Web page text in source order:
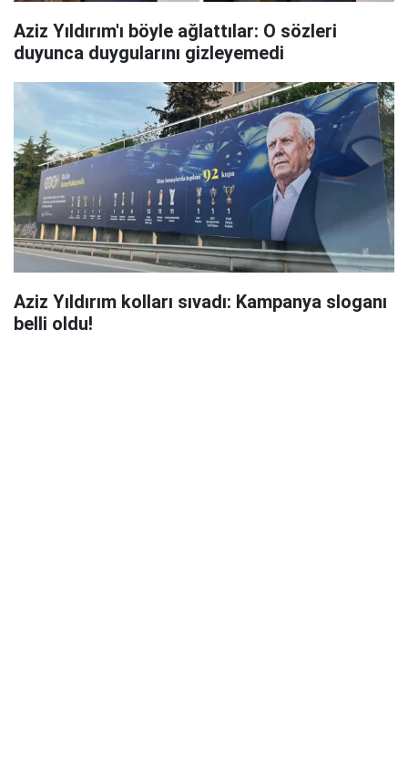
Aziz Yıldırım'ı böyle ağlattılar: O sözleri
duyunca duygularını gizleyemedi
Aziz Yıldırım kolları sıvadı: Kampanya sloganı
belli oldu!